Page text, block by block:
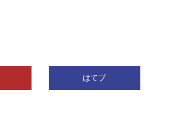
はてブ